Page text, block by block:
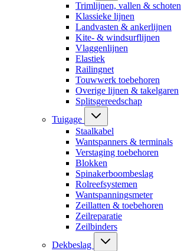
Trimlijnen, vallen & schoten
Klassieke lijnen
Landvasten & ankerlijnen
Kite- & windsurflijnen
Vlaggenlijnen
Elastiek
Railingnet
Touwwerk toebehoren
Overige lijnen & takelgaren
Splitsgereedschap
Tuigage
Staalkabel
Wantspanners & terminals
Verstaging toebehoren
Blokken
Spinakerboombeslag
Rolreefsystemen
Wantspanningsmeter
Zeillatten & toebehoren
Zeilreparatie
Zeilbinders
Dekbeslag